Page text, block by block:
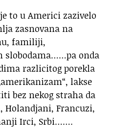
to u Americi zazivelo
zasnovana na
familiji,
slobodama……pa onda
razlicitog porekla
lakse
bez nekog straha da
Holandjani, Francuzi,
Irci, Srbi…….